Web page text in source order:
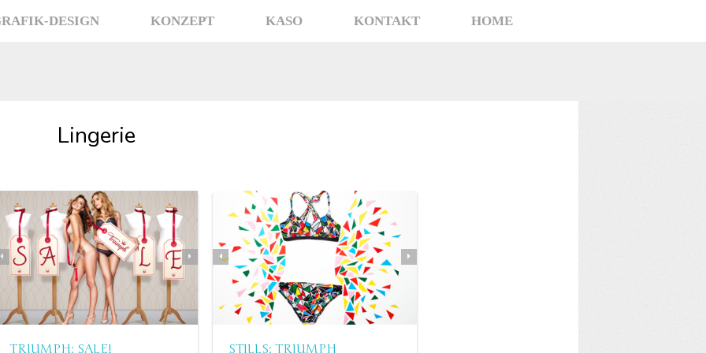
DESIGN KONZEPT KASO KONTAKT HOME
Lingerie
TRIUMPH: SALE! STILLS: TRIUMPH
STRONG YET SOFT